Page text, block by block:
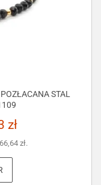
STAL
zł
66,64 zł.